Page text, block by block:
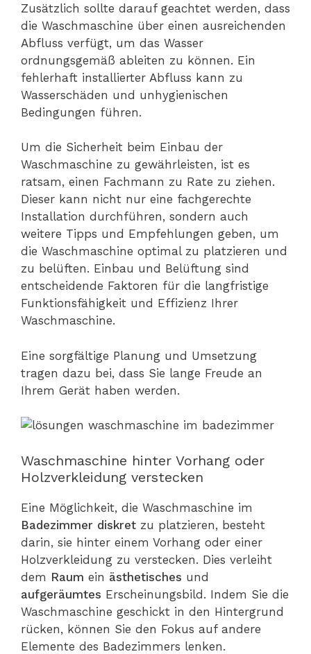
Zusätzlich sollte darauf geachtet werden, dass
die Waschmaschine über einen ausreichenden
Abfluss verfügt, um das Wasser
ordnungsgemäß ableiten zu können. Ein
fehlerhaft installierter Abfluss kann zu
Wasserschäden und unhygienischen
Bedingungen führen.
Um die Sicherheit beim Einbau der
Waschmaschine zu gewährleisten, ist es
ratsam, einen Fachmann zu Rate zu ziehen.
Dieser kann nicht nur eine fachgerechte
Installation durchführen, sondern auch
weitere Tipps und Empfehlungen geben, um
die Waschmaschine optimal zu platzieren und
zu belüften. Einbau und Belüftung sind
entscheidende Faktoren für die langfristige
Funktionsfähigkeit und Effizienz Ihrer
Waschmaschine.
Eine sorgfältige Planung und Umsetzung
tragen dazu bei, dass Sie lange Freude an
Ihrem Gerät haben werden.
Waschmaschine hinter Vorhang oder
Holzverkleidung verstecken
Eine Möglichkeit, die Waschmaschine im
Badezimmer diskret zu platzieren, besteht
darin, sie hinter einem Vorhang oder einer
Holzverkleidung zu verstecken. Dies verleiht
dem Raum ein ästhetisches und
aufgeräumtes Erscheinungsbild. Indem Sie die
Waschmaschine geschickt in den Hintergrund
rücken, können Sie den Fokus auf andere
Elemente des Badezimmers lenken.